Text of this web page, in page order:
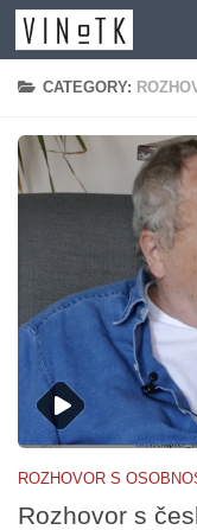
Skip to content
CATEGORY:
ROZHOVOR S
Rozhovor s